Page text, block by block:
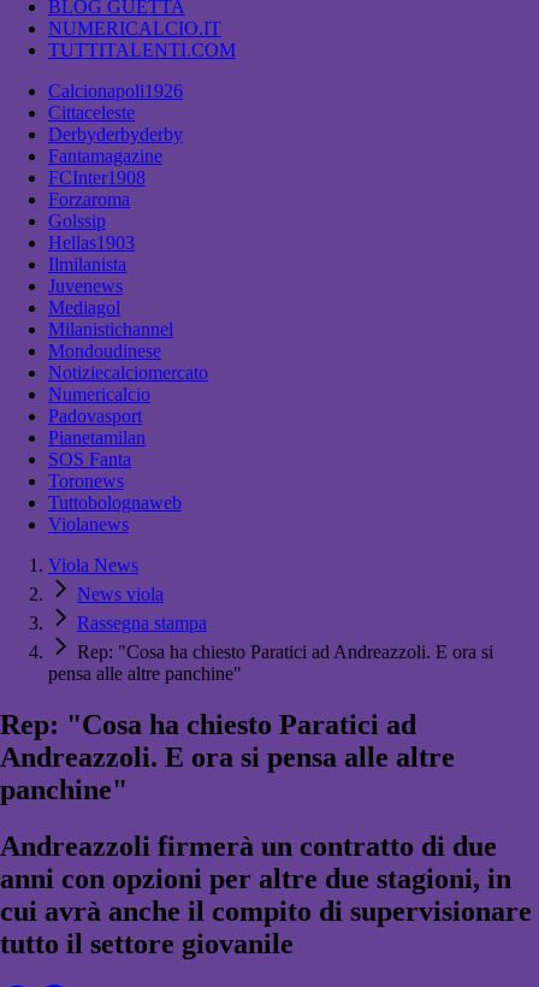
BLOG GUETTA
NUMERICALCIO.IT
TUTTITALENTI.COM
Calcionapoli1926
Cittaceleste
Derbyderbyderby
Fantamagazine
FCInter1908
Forzaroma
Golssip
Hellas1903
Ilmilanista
Juvenews
Mediagol
Milanistichannel
Mondoudinese
Notiziecalciomercato
Numericalcio
Padovasport
Pianetamilan
SOS Fanta
Toronews
Tuttobolognaweb
Violanews
Viola News
News viola
Rassegna stampa
Rep: "Cosa ha chiesto Paratici ad Andreazzoli. E ora si
pensa alle altre panchine"
Rep: "Cosa ha chiesto Paratici ad
Andreazzoli. E ora si pensa alle altre
panchine"
Andreazzoli firmerà un contratto di due
anni con opzioni per altre due stagioni, in
cui avrà anche il compito di supervisionare
tutto il settore giovanile